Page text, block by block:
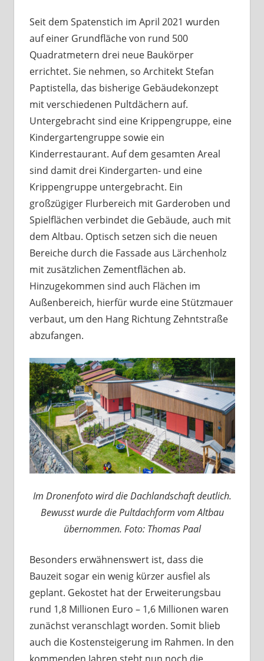
Seit dem Spatenstich im April 2021 wurden
auf einer Grundfläche von rund 500
Quadratmetern drei neue Baukörper
errichtet. Sie nehmen, so Architekt Stefan
Paptistella, das bisherige Gebäudekonzept
mit verschiedenen Pultdächern auf.
Untergebracht sind eine Krippengruppe, eine
Kindergartengruppe sowie ein
Kinderrestaurant. Auf dem gesamten Areal
sind damit drei Kindergarten- und eine
Krippengruppe untergebracht. Ein
großzügiger Flurbereich mit Garderoben und
Spielflächen verbindet die Gebäude, auch mit
dem Altbau. Optisch setzen sich die neuen
Bereiche durch die Fassade aus Lärchenholz
mit zusätzlichen Zementflächen ab.
Hinzugekommen sind auch Flächen im
Außenbereich, hierfür wurde eine Stützmauer
verbaut, um den Hang Richtung Zehntstraße
abzufangen.
Im Dronenfoto wird die Dachlandschaft deutlich.
Bewusst wurde die Pultdachform vom Altbau
übernommen. Foto: Thomas Paal
Besonders erwähnenswert ist, dass die
Bauzeit sogar ein wenig kürzer ausfiel als
geplant. Gekostet hat der Erweiterungsbau
rund 1,8 Millionen Euro – 1,6 Millionen waren
zunächst veranschlagt worden. Somit blieb
auch die Kostensteigerung im Rahmen. In den